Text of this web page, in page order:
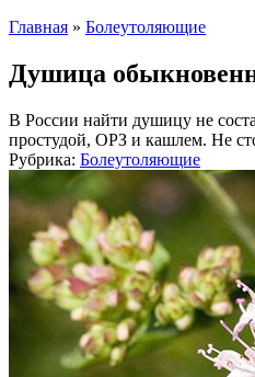
Главная » Болеутоляющие
Душица
В России найти душицу не
простудой, ОРЗ и кашлем. Не
Рубрика: Болеутоляющие